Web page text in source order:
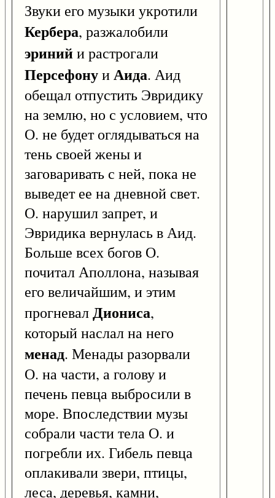
Звуки его музыки укротили
Кербера, разжалобили
эринийи растрогали
ПерсефонуиАида. Аид
обещал отпустить Эвридику
на землю, но с условием, что
О. не будет оглядываться на
тень своей жены и
заговаривать с ней, пока не
выведет ее на дневной свет.
О. нарушил запрет, и
Эвридика вернулась в Аид.
Больше всех богов О.
почитал Аполлона, называя
его величайшим, и этим
прогневалДиониса,
который наслал на него
менад. Менады разорвали
О. на части, а голову и
печень певца выбросили в
море. Впоследствии музы
собрали части тела О. и
погребли их. Гибель певца
оплакивали звери, птицы,
леса, деревья, камни,